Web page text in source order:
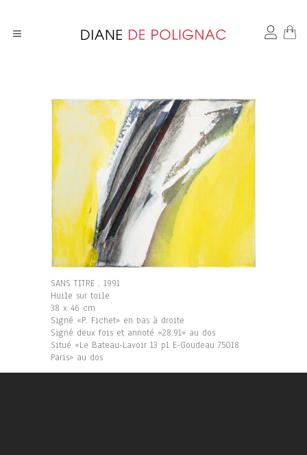
SANS TITRE , 1991
Huile sur toile
38 x 46 cm
Signé «P. Fichet» en bas à droite
Signé deux fois et annoté «28.91» au dos
Situé «Le Bateau-Lavoir 13 pl E-Goudeau 75018
Paris» au dos